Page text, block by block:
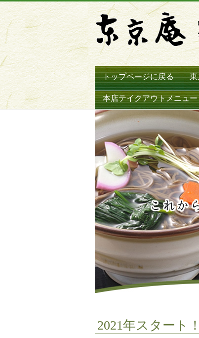
トップページに戻る 東
本店テイクアウトメニュー
2021年スタート！